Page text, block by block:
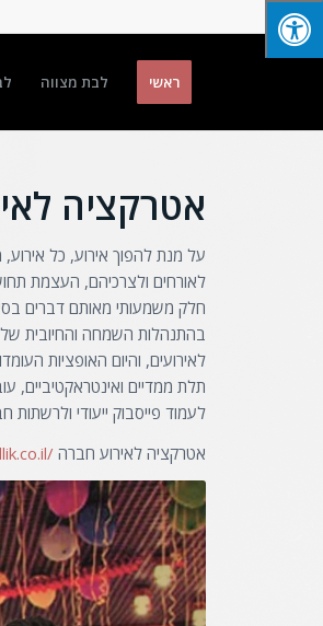
ראשי לבת מצווה
אטרקציה
על מנת להפוך אירוע, כל
לאורחים ולצרכיהם, העצמת
חלק משמעותי מאותם דברים
בהתנהלות השמחה והחיובית של
לאירועים, והיום האופציות
תלת ממדיים ואינטראקטיביים,
לעמוד פייסבוק ייעודי
אטרקציה לאירוע חברה /www.clipmadlik.co.il